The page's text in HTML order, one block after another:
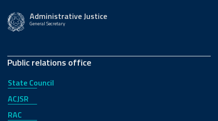
Administrative Justice
General Secretary
Public relations office
State Council
ACJSR
RAC